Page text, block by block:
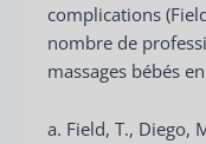
complications
nombre de
massages bébés
a. Field, T., Diego,